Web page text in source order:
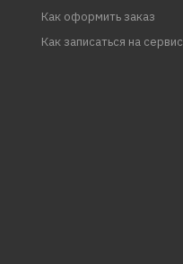
Как оформить заказ
Как записаться на сервис